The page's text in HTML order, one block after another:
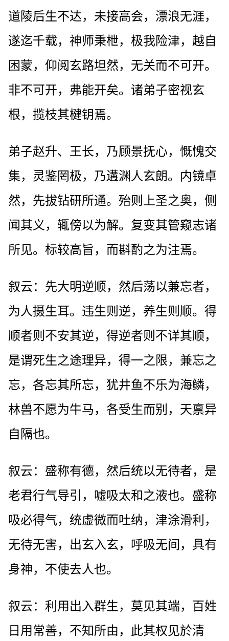
道陵后生不达，未接高会，漂浪无涯，
遂迄千载，神师秉枻，极我险津，越自
困蒙，仰阅玄路坦然，无关而不可开。
非不可开，弗能开矣。诸弟子密视玄
根，揽枝其楗钥焉。
弟子赵升、王长，乃顾景抚心，慨愧交
集，灵鉴罔极，乃遘渊人玄朗。内镜卓
然，先拔钻研所通。殆则上圣之奥，侧
闻其义，辄傍以为解。复变其管窥志诸
所见。标较高旨，而斟酌之为注焉。
叙云：先大明逆顺，然后荡以兼忘者，
为人摄生耳。违生则逆，养生则顺。得
顺者则不安其逆，得逆者则不详其顺，
是谓死生之途理异，得一之限，兼忘之
忘，各忘其所忘，犹井鱼不乐为海鳞，
林兽不愿为牛马，各受生而别，天禀异
自隔也。
叙云：盛称有德，然后统以无待者，是
老君行气导引，嘘吸太和之液也。盛称
吸必得气，统虚微而吐纳，津涂滑利，
无待无害，出玄入玄，呼吸无间，具有
身神，不使去人也。
叙云：利用出入群生，莫见其端，百姓
日用常善，不知所由，此其权见於清